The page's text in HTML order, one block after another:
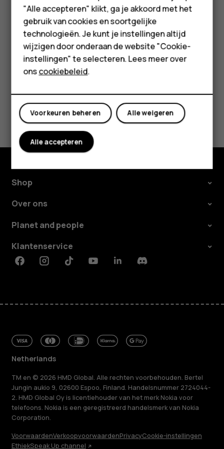
HMD Terra M
Voor bedrijven
Tablets
Shop
Mijn account
Tip:Als u naar een radiozender wilt luisteren via de
luidsprekers van de telefoon, tikt u op more_vert
Luidspreker aan . Houd de headset aangesloten.
Was deze informatie nuttig?
Ja Nee
Shop
Over ons
Planet and people
Klantenservice
FacebookInstagramTiktokYoutubeLinkedinDiscord
Netherlands
TM en © 2026 HMD Global. Alle rechten voorbehouden. Bertel
Jungin aukio 9, 02600 Espoo, Finland. Handelsnummer 2724044-
2. HMD Global Oy is licentiehouder van het merk Nokia voor
telefoons. Nokia is een geregistreerd handelsmerk van Nokia
Corporation.
VoorwaardenVerkoopvoorwaardenPrivacyCookie-instellingen
EthiekSpeak Up channel
"Alle accepteren" klikt, ga je akkoord met het
gebruik van cookies en soortgelijke
technologieën. Je kunt je instellingen altijd
wijzigen door onderaan de website "Cookie-
instellingen" te selecteren. Lees meer over
onscookiebeleid.
Alle weigeren
Voorkeuren beheren
Alle accepteren